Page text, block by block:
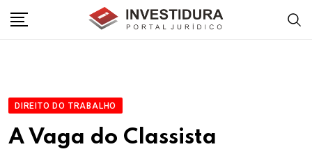
DIREITO DO TRABALHO
A Vaga do Classista